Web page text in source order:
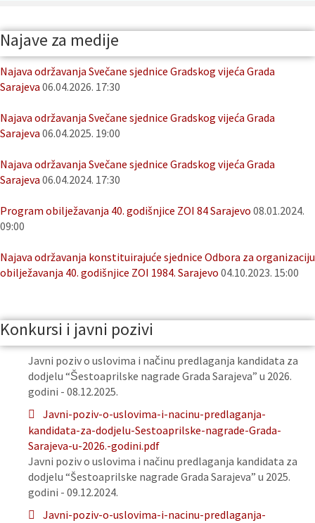
Najave za medije
Najava održavanja Svečane sjednice Gradskog vijeća Grada
Sarajeva 06.04.2026. 17:30
Najava održavanja Svečane sjednice Gradskog vijeća Grada
Sarajeva 06.04.2025. 19:00
Najava održavanja Svečane sjednice Gradskog vijeća Grada
Sarajeva 06.04.2024. 17:30
Program obilježavanja 40. godišnjice ZOI 84 Sarajevo 08.01.2024.
09:00
Najava održavanja konstituirajuće sjednice Odbora za organizaciju
obilježavanja 40. godišnjice ZOI 1984. Sarajevo 04.10.2023. 15:00
Konkursi i javni pozivi
Javni poziv o uslovima i načinu predlaganja kandidata za
dodjelu “Šestoaprilske nagrade Grada Sarajeva” u 2026.
godini - 08.12.2025.
Javni-poziv-o-uslovima-i-nacinu-predlaganja-
kandidata-za-dodjelu-Sestoaprilske-nagrade-Grada-
Sarajeva-u-2026.-godini.pdf
Javni poziv o uslovima i načinu predlaganja kandidata za
dodjelu “Šestoaprilske nagrade Grada Sarajeva” u 2025.
godini - 09.12.2024.
Javni-poziv-o-uslovima-i-nacinu-predlaganja-